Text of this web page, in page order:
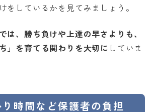
をしているかを見てみましょう。
は、勝ち負けや上達の早さよりも、
」を育てる関わりを大切に していま
時間など保護者の負担